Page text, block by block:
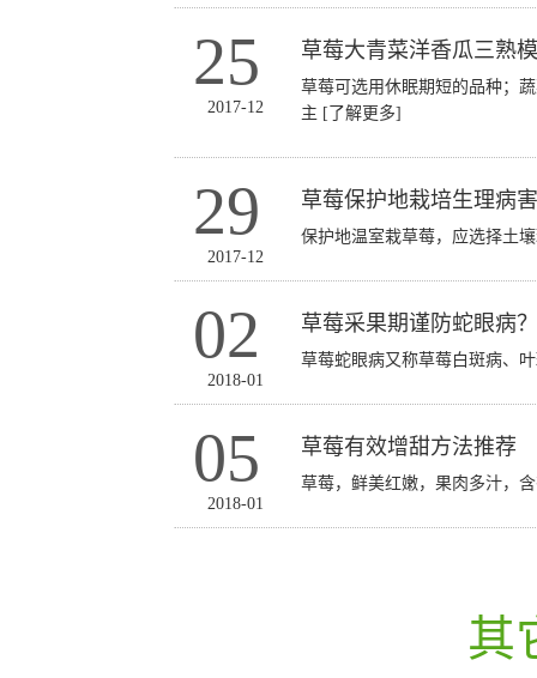
25
2017-12
草莓大青菜洋香瓜三熟
草莓可选用休眠期短的品种；
主 [了解更多]
29
2017-12
草莓保护地栽培生理病害
保护地温室栽草莓，应选择土
02
2018-01
草莓采果期谨防蛇眼病？
草莓蛇眼病又称草莓白斑病、
05
2018-01
草莓有效增甜方法推荐
草莓，鲜美红嫩，果肉多汁，
其